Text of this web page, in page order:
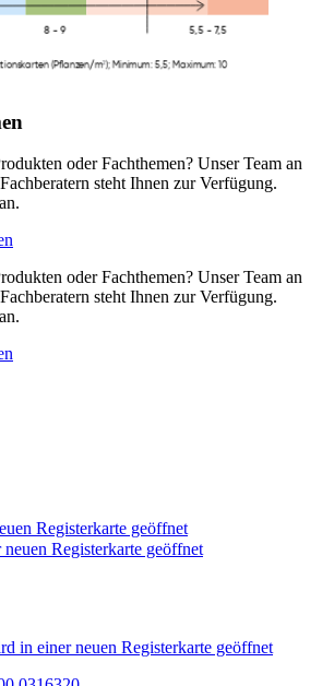
oder Fachthemen? Unser Team an
steht Ihnen zur Verfügung.
oder Fachthemen? Unser Team an
steht Ihnen zur Verfügung.
Registerkarte geöffnet
Registerkarte geöffnet
in einer neuen Registerkarte geöffnet